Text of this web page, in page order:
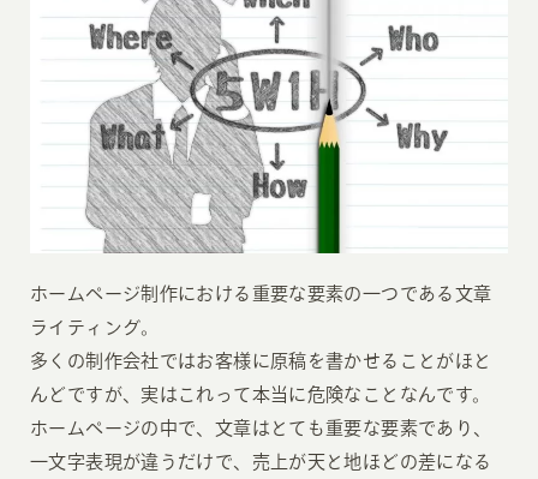
ホームページ制作における重要な要素の一つである文章
ライティング。
多くの制作会社ではお客様に原稿を書かせることがほと
んどですが、実はこれって本当に危険なことなんです。
ホームページの中で、文章はとても重要な要素であり、
一文字表現が違うだけで、売上が天と地ほどの差になる